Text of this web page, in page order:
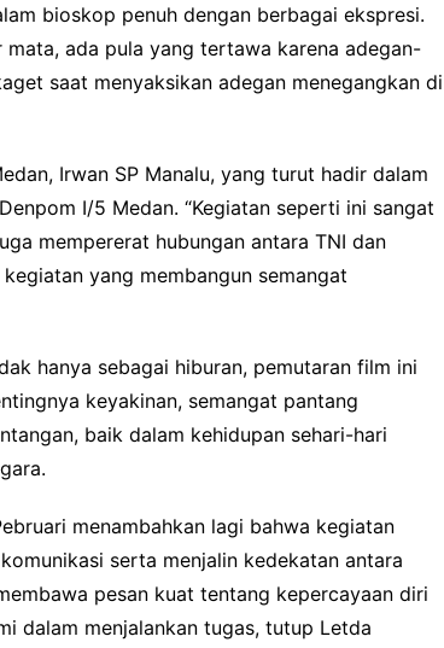
bioskop penuh dengan berbagai ekspresi.
ada pula yang tertawa karena adegan-
saat menyaksikan adegan menegangkan di
Irwan SP Manalu, yang turut hadir dalam
I/5 Medan. “Kegiatan seperti ini sangat
mempererat hubungan antara TNI dan
yang membangun semangat
hanya sebagai hiburan, pemutaran film ini
keyakinan, semangat pantang
baik dalam kehidupan sehari-hari
menambahkan lagi bahwa kegiatan
serta menjalin kedekatan antara
pesan kuat tentang kepercayaan diri
dalam menjalankan tugas, tutup Letda